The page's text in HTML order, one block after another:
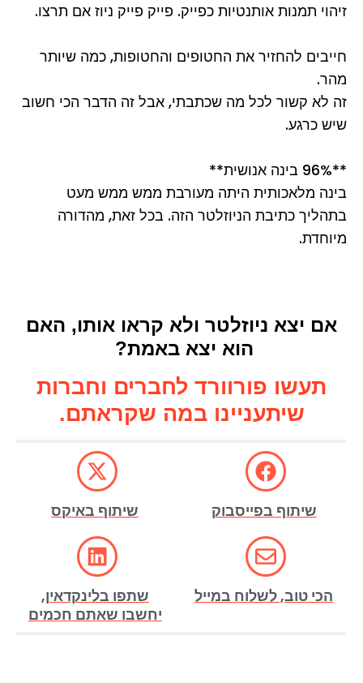
זיהוי תמנות אותנטיות כפייק. פייק פייק ניוז אם תרצו.
חייבים להחזיר את החטופים והחטופות, כמה שיותר
מהר.
זה לא קשור לכל מה שכתבתי, אבל זה הדבר הכי חשוב
שיש כרגע.
**96% בינה אנושית**
בינה מלאכותית היתה מעורבת ממש ממש מעט
בתהליך כתיבת הניוזלטר הזה. בכל זאת, מהדורה
מיוחדת.
אם יצא ניוזלטר ולא קראו אותו, האם
הוא יצא באמת?
תעשו פורוורד לחברים וחברות
שיתעניינו במה שקראתם.
שיתוף בפייסבוק שיתוף באיקס
הכי טוב, לשלוח במייל
שתפו בלינקדאין,
יחשבו שאתם חכמים